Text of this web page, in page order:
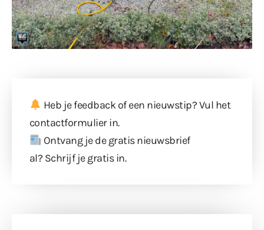
Heb je feedback of een nieuwstip? Vul het
contactformulierin.
Ontvang je de gratis nieuwsbrief
al? Schrijf je gratis in.